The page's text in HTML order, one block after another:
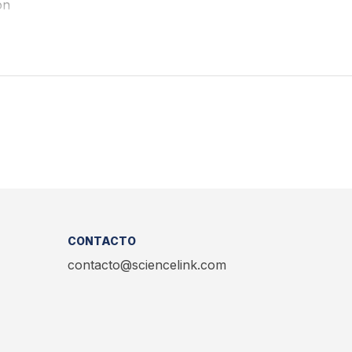
CONTACTO
contacto@sciencelink.com